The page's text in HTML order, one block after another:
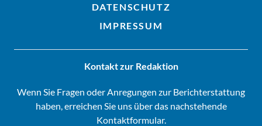
DATENSCHUTZ
IMPRESSUM
Kontakt zur Redaktion
Wenn Sie Fragen oder Anregungen zur Berichterstattung
haben, erreichen Sie uns über das nachstehende
Kontaktformular.